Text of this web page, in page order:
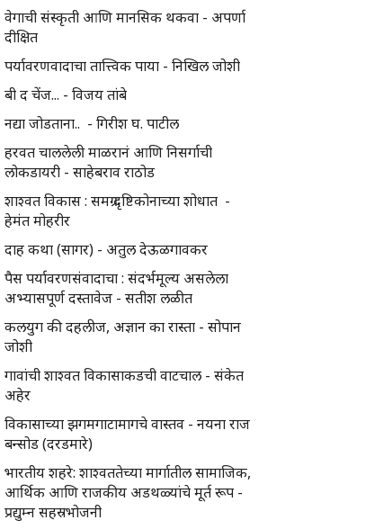
वेगाची संस्कृती आणि मानसिक थकवा - अपर्णा
दीक्षित
पर्यावरणवादाचा तात्त्विक पाया - निखिल जोशी
बी द चेंज... - विजय तांबे
नद्या जोडताना.. - गिरीश घ. पाटील
हरवत चाललेली माळरानं आणि निसर्गाची
लोकडायरी - साहेबराव राठोड
शाश्वत विकास : समग्र दृष्टिकोनाच्या शोधात -
हेमंत मोहरीर
दाह कथा (सागर) - अतुल देऊळगावकर
पैस पर्यावरणसंवादाचा : संदर्भमूल्य असलेला
अभ्यासपूर्ण दस्तावेज - सतीश लळीत
कलयुग की दहलीज, अज्ञान का रास्ता - सोपान
जोशी
गावांची शाश्वत विकासाकडची वाटचाल - संकेत
अहेर
विकासाच्या झगमगाटामागचे वास्तव - नयना राज
बन्सोड (दरडमारे)
भारतीय शहरे: शाश्वततेच्या मार्गातील सामाजिक,
आर्थिक आणि राजकीय अडथळ्यांचे मूर्त रूप -
प्रद्युम्न सहस्रभोजनी